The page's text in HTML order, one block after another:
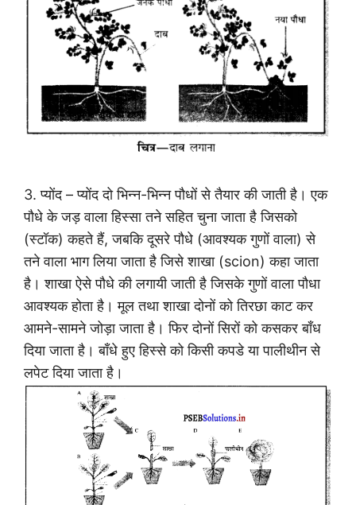
3. प्योंद – प्योंद दो भिन्न-भिन्न पौधों से तैयार की जाती है। एक
पौधे के जड़ वाला हिस्सा तने सहित चुना जाता है जिसको
(स्टॉक) कहते हैं, जबकि दूसरे पौधे (आवश्यक गुणों वाला) से
तने वाला भाग लिया जाता है जिसे शाखा (scion) कहा जाता
है। शाखा ऐसे पौधे की लगायी जाती है जिसके गुणों वाला पौधा
आवश्यक होता है। मूल तथा शाखा दोनों को तिरछा काट कर
आमने-सामने जोड़ा जाता है। फिर दोनों सिरों को कसकर बाँध
दिया जाता है। बाँधे हुए हिस्से को किसी कपडे या पालीथीन से
लपेट दिया जाता है।